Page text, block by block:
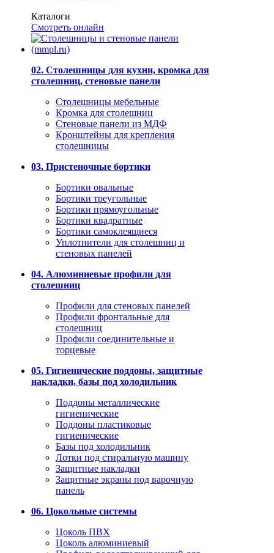
Каталоги
Смотреть онлайн
02. Столешницы для кухни, кромка для
столешниц, стеновые панели
Столешницы мебельные
Кромка для столешниц
Стеновые панели из МДФ
Кронштейны для крепления
столешницы
03. Пристеночные бортики
Бортики овальные
Бортики треугольные
Бортики прямоугольные
Бортики квадратные
Бортики самоклеящиеся
Уплотнители для столешниц и
стеновых панелей
04. Алюминиевые профили для
столешниц
Профили для стеновых панелей
Профили фронтальные для
столешниц
Профили соединительные и
торцевые
05. Гигиенические поддоны, защитные
накладки, базы под холодильник
Поддоны металлические
гигиенические
Поддоны пластиковые
гигиенические
Базы под холодильник
Лотки под стиральную машину
Защитные накладки
Защитные экраны под варочную
панель
06. Цокольные системы
Цоколь ПВХ
Цоколь алюминиевый